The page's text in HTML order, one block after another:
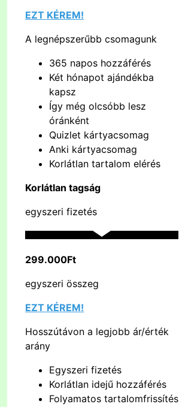
EZT KÉREM!
A legnépszerűbb csomagunk
365 napos hozzáférés
Két hónapot ajándékba
kapsz
Így még olcsóbb lesz
óránként
Quizlet kártyacsomag
Anki kártyacsomag
Korlátlan tartalom elérés
Korlátlan tagság
egyszeri fizetés
299.000Ft
egyszeri összeg
EZT KÉREM!
Hosszútávon a legjobb ár/érték
arány
Egyszeri fizetés
Korlátlan idejű hozzáférés
Folyamatos tartalomfrissítés